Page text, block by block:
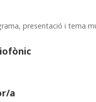
presentació i tema
a